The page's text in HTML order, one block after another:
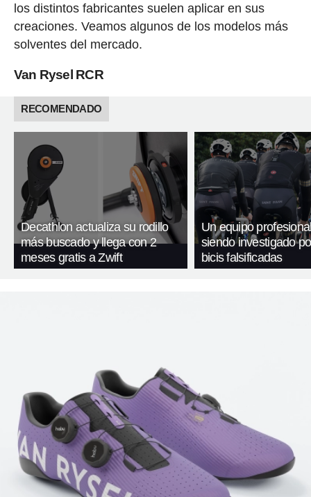
los distintos fabricantes suelen aplicar en sus
creaciones. Veamos algunos de los modelos más
solventes del mercado.
Van Rysel RCR
RECOMENDADO
Decathlon actualiza su rodillo
más buscado y llega con 2
meses gratis a Zwift
Un equipo
siendo investigado
bicis falsificadas